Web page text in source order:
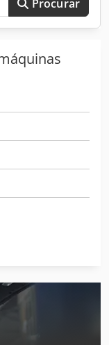
Procurar